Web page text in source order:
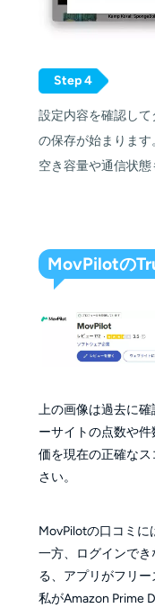
Step 4
設定内容を確認し
の保存が始まりま
空き容量や通信状態
MovPilotの
上の画像は過去に
ーサイトの点数や
価を現在の正確な
さい。
MovPilotの口コミに
一方、ログインで
る、アプリがフリー
私がAmazon Prime